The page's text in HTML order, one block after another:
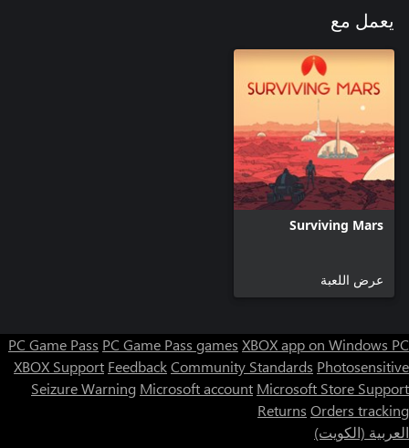
يعمل مع
Surviving Mars
عرض اللعبة
PC Game Pass PC Game Pass games XBOX app on Windows PC
XBOX Support FeedbackCommunity Standards Photosensitive
Seizure Warning Microsoft account Microsoft Store Support
Returns Orders tracking
العربية (الكويت)